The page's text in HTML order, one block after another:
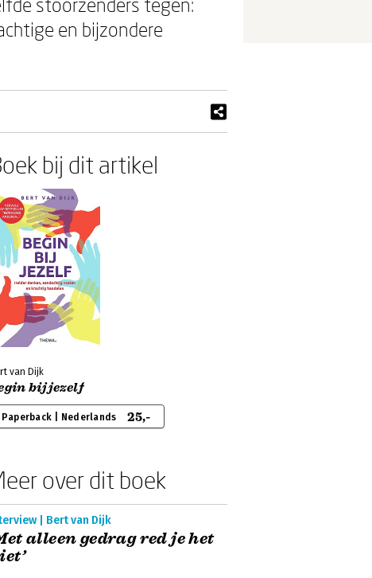
en bijzondere
bij dit artikel
van Dijk
bij jezelf
Paperback | Nederlands 25,-
over dit boek
| Bert van Dijk
alleen gedrag red je het